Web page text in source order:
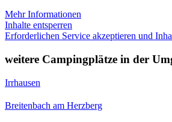
Mehr Informationen
Inhalte entsperren
Erforderlichen Service akzeptieren und
weitere Campingplätze in der
Irrhausen
Breitenbach am Herzberg